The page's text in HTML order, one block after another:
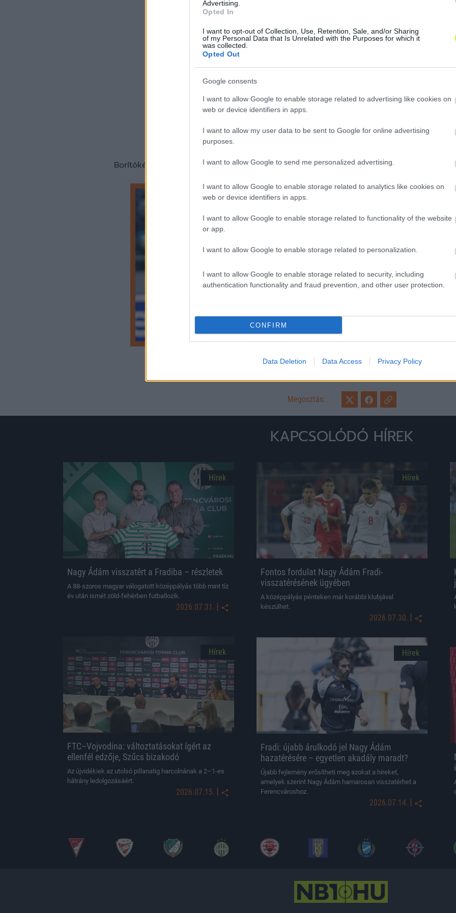
Advertising.
Opted In
I want to opt-out of Collection, Use, Retention, Sale, and/or Sharing
of my Personal Data that Is Unrelated with the Purposes for which it
was collected.
Opted Out
Google consents
I want to allow Google to enable storage related to advertising like cookies on
web or device identifiers in apps.
I want to allow my user data to be sent to Google for online advertising
purposes.
I want to allow Google to send me personalized advertising.
I want to allow Google to enable storage related to analytics like cookies on
web or device identifiers in apps.
I want to allow Google to enable storage related to functionality of the website
or app.
I want to allow Google to enable storage related to personalization.
I want to allow Google to enable storage related to security, including
authentication functionality and fraud prevention, and other user protection.
CONFIRM
Data Deletion Data Access Privacy Policy
Borítókép forrása: Nagy Ádám/Instagram Spezia
búcsúzhat a klubjától
A 20-szoros magyar válogatott
combsérülést szenvedett, így nagy
idénye. Már csak két forduló […]
Megosztás:
KAPCSOLÓDÓ HÍREK
Hírek
Nagy Ádám visszatért a Fradiba – részletek
A 88-szoros magyar válogatott középpályás több mint tíz
év után ismét zöld-fehérben futballozik.
2026.07.31. |
Hírek
Fontos fordulat Nagy Ádám Fradi-
visszatérésének ügyében
A középpályás pénteken már korábbi klubjával
készülhet.
2026.07.30. |
Hírek
FTC–Vojvodina: változtatásokat ígért az
ellenfél edzője, Szűcs bizakodó
Az újvidékiek az utolsó pillanatig harcolnának a 2–1-es
hátrány ledolgozásáért.
2026.07.15. |
Hírek
Fradi: újabb árulkodó jel Nagy Ádám
hazatérésére – egyetlen akadály maradt?
Újabb fejlemény erősítheti meg azokat a híreket,
amelyek szerint Nagy Ádám hamarosan visszatérhet a
Ferencvároshoz.
2026.07.14. |